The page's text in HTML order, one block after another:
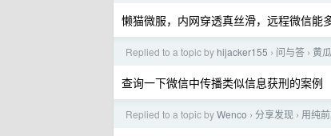
懒猫微服，内网穿透真丝滑，远程微信能
Replied to a topic by hijacker155 › 问与答 › 黄
查询一下微信中传播类似信息获刑的案例
Replied to a topic byWenco › 分享发现 › 用纯